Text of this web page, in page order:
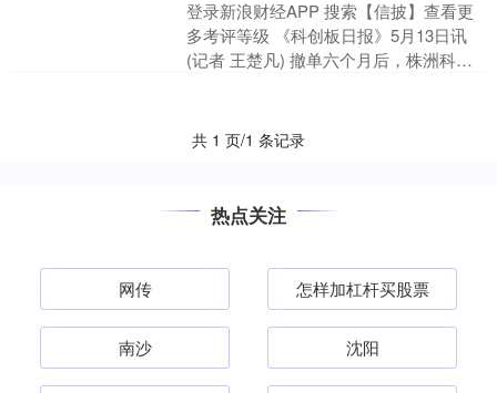
登录新浪财经APP 搜索【信披】查看更
多考评等级 《科创板日报》5月13日讯
(记者 王楚凡) 撤单六个月后，株洲科能
共 1 页/1 条记录
热点关注
网传 怎样加杠杆买股票
南沙 沈阳